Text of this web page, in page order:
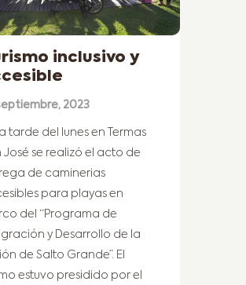
inclusivo y
2023
tarde del lunes en Termas
José se realizó el acto de
de caminerias
para playas en
del “Programa de
y Desarrollo de la
de Salto Grande”. El
estuvo presidido por el